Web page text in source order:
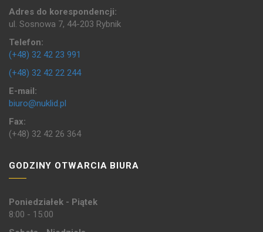
Adres do korespondencji:
ul. Sosnowa 7, 44-203 Rybnik
Telefon:
(+48) 32 42 23 991
(+48) 32 42 22 244
E-mail:
biuro@nuklid.pl
Fax:
(+48) 32 42 26 364
GODZINY OTWARCIA BIURA
Poniedziałek - Piątek
8:00 - 15:00